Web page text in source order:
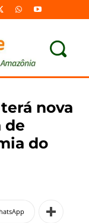
nova
de
do